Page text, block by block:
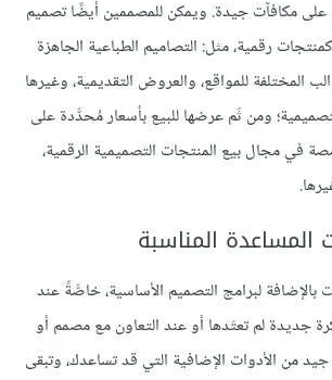
مكافآت جيدة. ويمكن للمصممين أيضًا تصميم
رقمية، مثل: التصاميم الطباعية الجاهزة
المختلفة للمواقع، والعروض التقديمية، وغيرها
ومن ثَم عرضها للبيع بأسعار مُحدَّدة على
في مجال بيع المنتجات التصميمية الرقمية،
بالإضافة لبرامج التصميم الأساسية، خاصَّةً عند
جديدة لم تعتَدها أو عند التعاون مع مصمم أو
من الأدوات الإضافية التي قد تساعدك، وتبقى